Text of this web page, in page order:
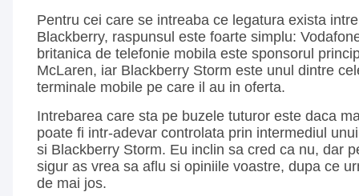
Pentru cei care se intreaba ce legatura exista
Blackberry, raspunsul este foarte simplu:
britanica de telefonie mobila este sponsorul
McLaren, iar Blackberry Storm este unul dintre
terminale mobile pe care il au in oferta.
Intrebarea care sta pe buzele tuturor este daca
poate fi intr-adevar controlata prin intermediul
si Blackberry Storm. Eu inclin sa cred ca nu, dar
sigur as vrea sa aflu si opiniile voastre, dupa ce
de mai jos.